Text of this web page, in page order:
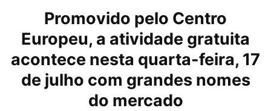
Promovido pelo Centro
Europeu, a atividade gratuita
acontece nesta quarta-feira, 17
de julho com grandes nomes
do mercado